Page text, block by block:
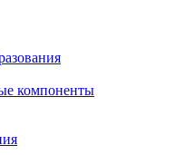
компоненты